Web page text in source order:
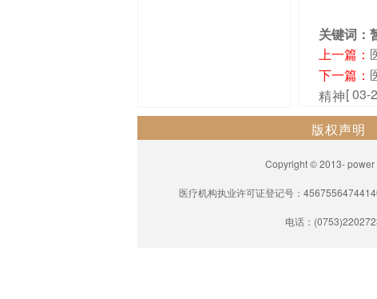
关键词：
上一篇：
下一篇：
精神[ 03-
版权声明
Copyright © 2013-
医疗机构执业许可证登记号：
电话：